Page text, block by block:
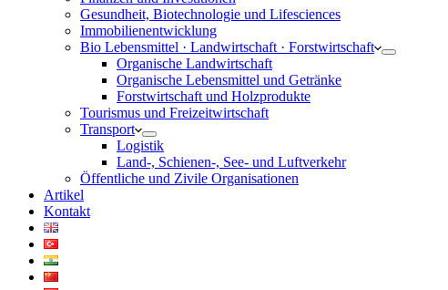
Gesundheit, Biotechnologie und Lifesciences
Immobilienentwicklung
Bio Lebensmittel · Landwirtschaft · Forstwirtschaft
Organische Landwirtschaft
Organische Lebensmittel und Getränke
Forstwirtschaft und Holzprodukte
Tourismus und Freizeitwirtschaft
Transport
Logistik
Land-, Schienen-, See- und Luftverkehr
Öffentliche und Zivile Organisationen
Artikel
Kontakt